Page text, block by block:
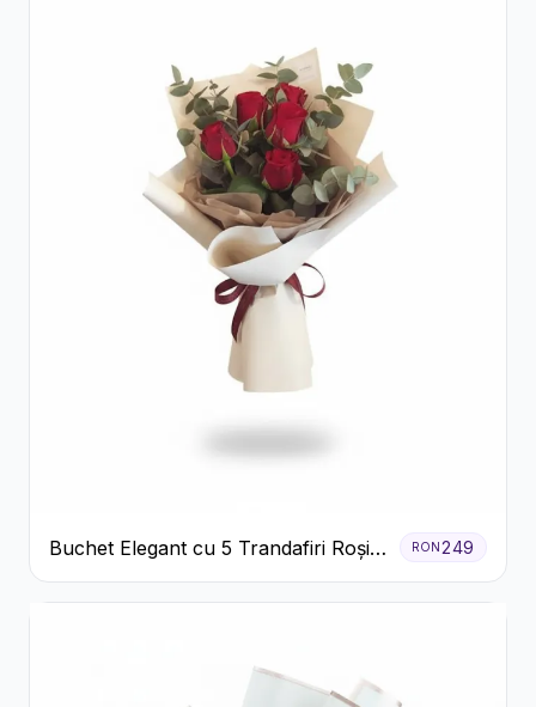
Buchet Elegant cu 5 Trandafiri Roșii
și Eucalipt
RON249